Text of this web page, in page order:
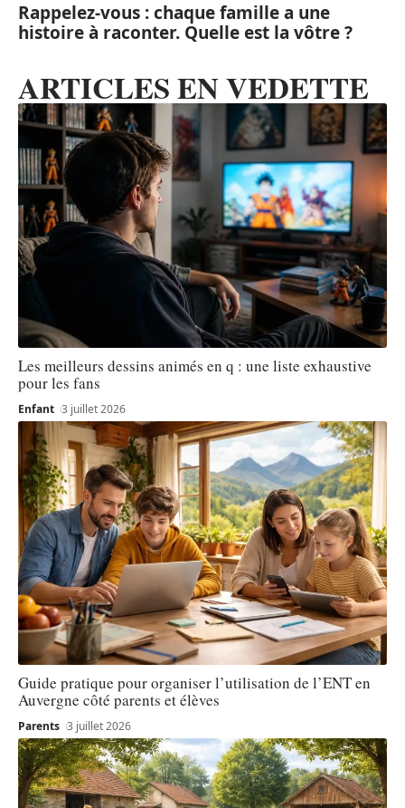
Rappelez-vous : chaque famille a une
histoire à raconter. Quelle est la vôtre ?
ARTICLES EN VEDETTE
Les meilleurs dessins animés en q : une liste exhaustive
pour les fans
Enfant 3 juillet 2026
Guide pratique pour organiser l’utilisation de l’ENT en
Auvergne côté parents et élèves
Parents 3 juillet 2026